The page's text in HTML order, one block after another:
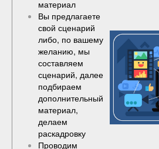
материал
Вы предлагаете
свой сценарий
либо, по вашему
желанию, мы
составляем
сценарий, далее
подбираем
дополнительный
материал,
делаем
раскадровку
Проводим